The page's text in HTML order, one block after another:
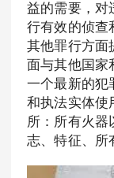
益的需要，对
行有效的侦查
其他罪行方面
面与其他国家
一个最新的犯
和执法实体使
所：所有火器
志、特征、所